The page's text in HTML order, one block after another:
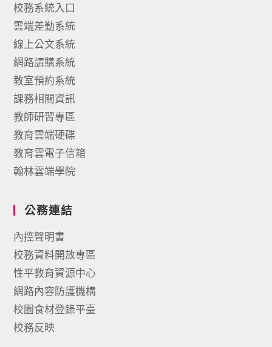
校務系統入口
雲端差勤系統
線上公文系統
網路請購系統
教室預約系統
課務相關資訊
教師研習專區
教育雲端硬碟
教育雲電子信箱
翰林雲端學院
公務連結
內控聲明書
校務資料開放專區
性平教育資源中心
網路內容防護機構
校園食材登錄平臺
校務反映